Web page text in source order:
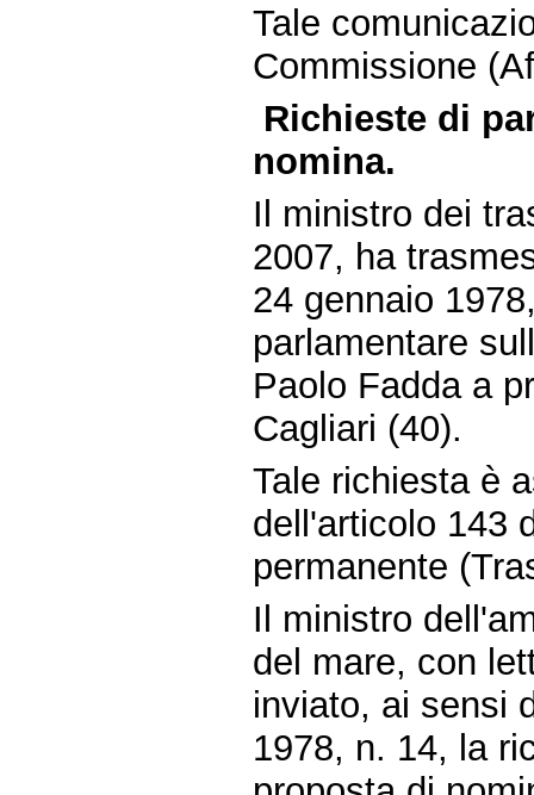
Tale
Commissione
Richieste di
nomina.
Il ministro dei
2007, ha
24 gennaio
parlamentare
Paolo Fadda a
Cagliari (40).
Tale richiesta è
dell'articolo 143
permanente
Il ministro
del mare, con
inviato, ai sensi
1978, n. 14, la